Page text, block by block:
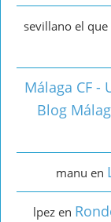
sevillano el
Málaga CF -
Blog
manu en
lpez en